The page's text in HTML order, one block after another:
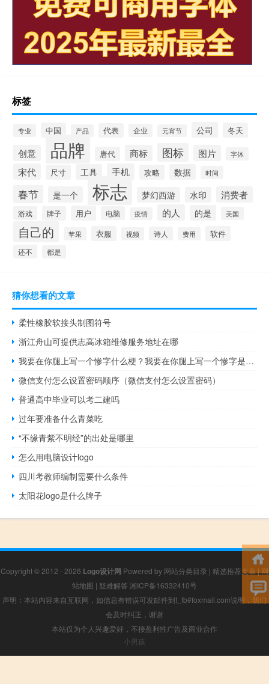
标签
专业 中国 产品 代表 企业 元宵节 公司 冬天
创意 品牌 唐代 商标 图标 图片 字体
宋代 尺寸 工具 手机 攻略 数据 时间
春节 是一个 标志 梦幻西游 水印 消费者
游戏 牌子 用户 电脑 疫情 的人 的是 美国
自己的 苹果 衣服 视频 诗人 费用 软件
还不 都是
猜你想看的文章
柔性橡胶软接头制图符号
浙江舟山可提供志高冰箱维修服务地址在哪
我要在你腿上写一个惨字什么梗？我要在你腿上写一个惨字是什么意思什么梗
微信支付怎么设置密码顺序（微信支付怎么设置密码）
普通高中毕业可以考二建吗
过年要准备什么青菜吃
“不缘青紫不明经”的出处是哪里
怎么用电脑设计logo
四川考教师编制需要什么条件
太阳花logo是什么牌子
Copyright © 2012 - 2026 Logo设计网 Powered by 网站分类目录 | 精选推荐文章 | 网
站地图 | 疑难解答 湘ICP备16332410号
声明：本站内容来自互联网，如信息有错误可发邮件到f_fb#foxmail.com说明，我们
会及时纠正，谢谢
本站仅为个人兴趣爱好，不接盈利性广告及商业合作
小男孩